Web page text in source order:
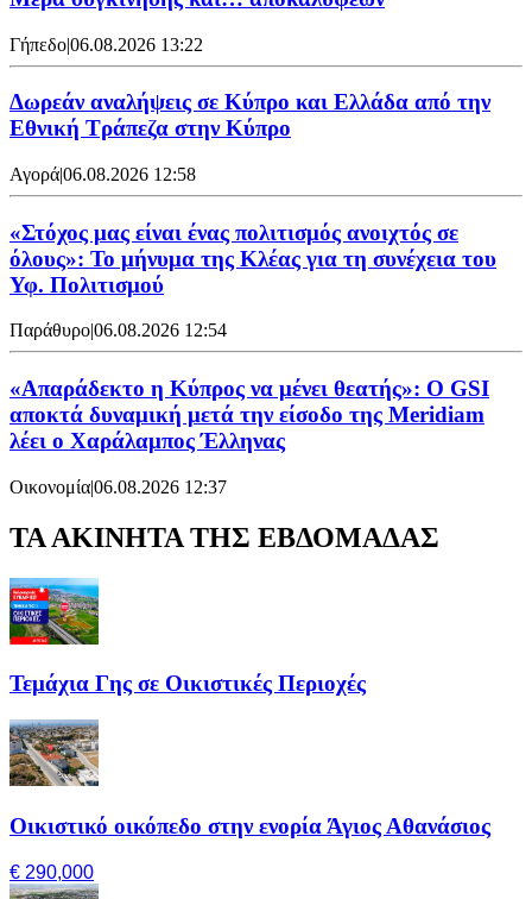
Γήπεδο|06.08.2026 13:22
Δωρεάν αναλήψεις σε Κύπρο και Ελλάδα από την
Εθνική Τράπεζα στην Κύπρο
Αγορά|06.08.2026 12:58
«Στόχος μας είναι ένας πολιτισμός ανοιχτός σε
όλους»: Το μήνυμα της Κλέας για τη συνέχεια του
Υφ. Πολιτισμού
Παράθυρο|06.08.2026 12:54
«Απαράδεκτο η Κύπρος να μένει θεατής»: Ο GSI
αποκτά δυναμική μετά την είσοδο της Meridiam
λέει ο Χαράλαμπος Έλληνας
Οικονομία|06.08.2026 12:37
ΤΑ ΑΚΙΝΗΤΑ ΤΗΣ ΕΒΔΟΜΑΔΑΣ
Τεμάχια Γης σε Οικιστικές Περιοχές
Οικιστικό οικόπεδο στην ενορία Άγιος Αθανάσιος
€ 290,000